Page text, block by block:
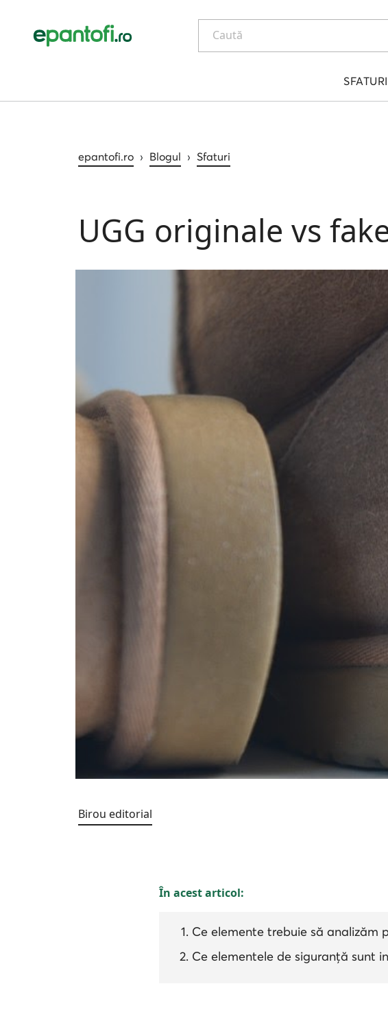
Caută
SFATURI
epantofi.ro › Blogul › Sfaturi
UGG originale vs
Birou editorial
În acest articol:
Ce elemente trebuie să analizăm
Ce elementele de siguranță sunt